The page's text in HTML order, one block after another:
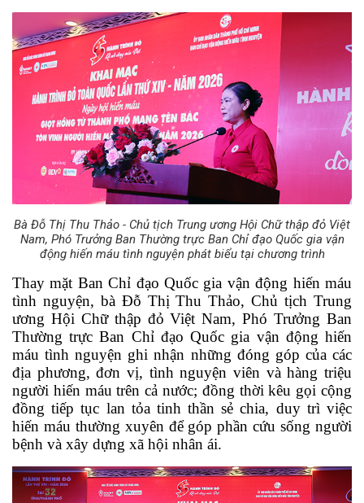
Bà Đỗ Thị Thu Thảo - Chủ tịch Trung ương Hội Chữ thập đỏ Việt
Nam, Phó Trưởng Ban Thường trực Ban Chỉ đạo Quốc gia vận
động hiến máu tình nguyện phát biểu tại chương trình
Thay mặt Ban Chỉ đạo Quốc gia vận động hiến máu
tình nguyện, bà Đỗ Thị Thu Thảo, Chủ tịch Trung
ương Hội Chữ thập đỏ Việt Nam, Phó Trưởng Ban
Thường trực Ban Chỉ đạo Quốc gia vận động hiến
máu tình nguyện ghi nhận những đóng góp của các
địa phương, đơn vị, tình nguyện viên và hàng triệu
người hiến máu trên cả nước; đồng thời kêu gọi cộng
đồng tiếp tục lan tỏa tinh thần sẻ chia, duy trì việc
hiến máu thường xuyên để góp phần cứu sống người
bệnh và xây dựng xã hội nhân ái.